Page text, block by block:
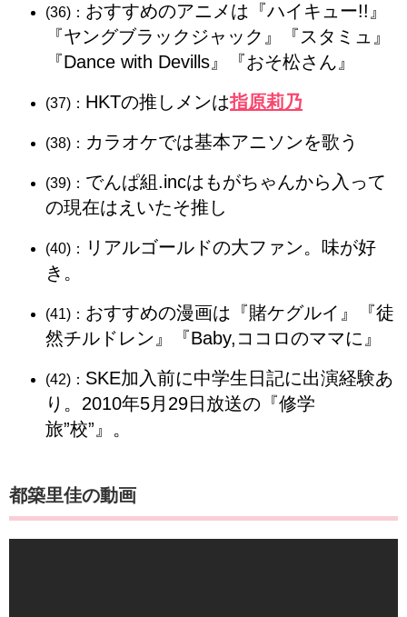
(36)： おすすめのアニメは『ハイキュー!!』
『ヤングブラックジャック』『スタミュ』
『Dance with Devills』『おそ松さん』
(37)： HKTの推しメンは指原莉乃
(38)： カラオケでは基本アニソンを歌う
(39)： でんぱ組.incはもがちゃんから入って
の現在はえいたそ推し
(40)：
リアルゴールドの大ファン。味が好
き。
(41)： おすすめの漫画は『賭ケグルイ』『徒
然チルドレン』『Baby,ココロのママに』
(42)： SKE加入前に中学生日記に出演経験あ
り。2010年5月29日放送の『修学
旅”校”』。
都築里佳の動画